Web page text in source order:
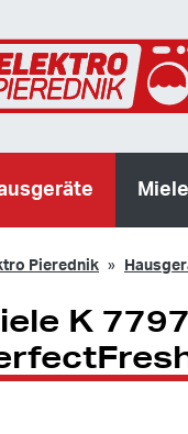
Pierednik
K